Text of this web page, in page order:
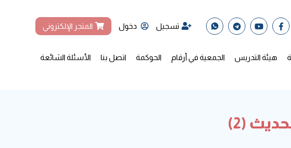
تسجيل دخول المتجر الإلكتروني
هيئة التدريس الجمعية في أرقام الحوكمة اتصل بنا الأسئلة الشائعة
(2)